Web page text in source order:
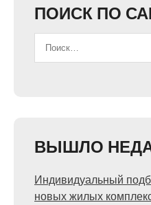
ПОИСК ПО
ВЫШЛО
Индивидуальный
новых жилых